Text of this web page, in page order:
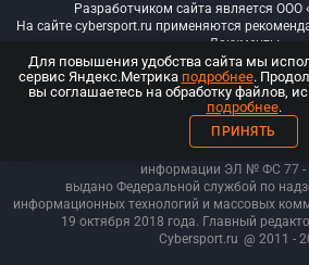
Разработчиком сайта является
На сайте cybersport.ru применяются
Документы
© ООО «Киберспорт.ру» — Все
18+
ООО «Киберспорт.ру». Свидетельство о
информации ЭЛ № ФС 77 -
выдано Федеральной службой по
информационных технологий и массовых
19 октября 2018 года. Главный
Cybersport.ru @ 2011 -
Для повышения удобства сайта мы
сервис Яндекс.Метрика подробнее.
вы соглашаетесь на обработку файлов,
подробнее.
ПРИНЯТЬ